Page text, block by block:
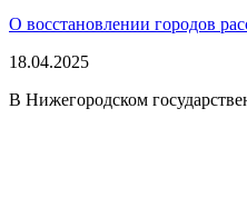
О восстановлении городов
18.04.2025
В Нижегородском